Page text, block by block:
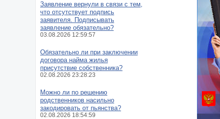
Заявление вернули в связи с тем,
что отсутствует подпись
заявителя. Подписывать
заявление обязательно?
03.08.2026 12:59:57
Обязательно ли при заключении
договора найма жилья
присутствие собственника?
02.08.2026 23:28:23
Можно ли по решению
родственников насильно
закодировать от пьянства?
02.08.2026 18:54:59